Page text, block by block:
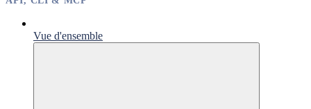
Vue d'ensemble